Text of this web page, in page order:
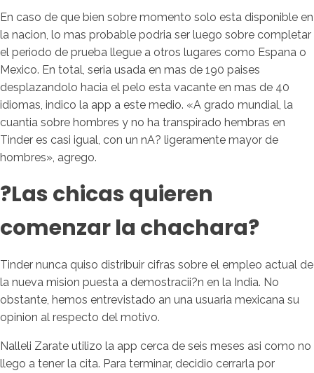
En caso de que bien sobre momento solo esta disponible en
la nacion, lo mas probable podri­a ser luego sobre completar
el periodo de prueba llegue a otros lugares como Espana o
Mexico. En total, seri­a usada en mas de 190 paises
desplazandolo hacia el pelo esta vacante en mas de 40
idiomas, indico la app a este medio. «A grado mundial, la
cuanti­a sobre hombres y no ha transpirado hembras en
Tinder es casi igual, con un nA? ligeramente mayor de
hombres», agrego.
?Las chicas quieren
comenzar la chachara?
Tinder nunca quiso distribuir cifras sobre el empleo actual de
la nueva mision puesta a demostracii?n en la India. No
obstante, hemos entrevistado an una usuaria mexicana su
opinion al respecto del motivo.
Nalleli Zarate utilizo la app cerca de seis meses asi­ como no
llego a tener la cita. Para terminar, decidio cerrarla por